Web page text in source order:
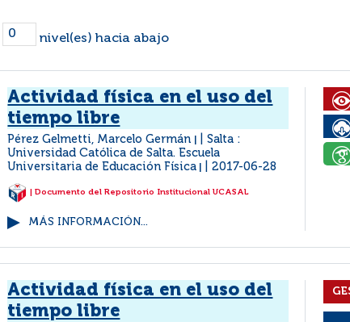
nivel(es) hacia abajo
Actividad física en el uso del
tiempo libre
Pérez Gelmetti, Marcelo Germán
Salta :
Universidad Católica de Salta. Escuela
Universitaria de Educación Física
2017-06-28
| Documento del Repositorio Institucional UCASAL
MÁS INFORMACIÓN...
Actividad física en el uso del
tiempo libre